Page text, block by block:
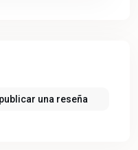
una reseña